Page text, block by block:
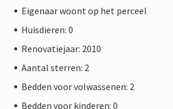
Eigenaar woont op het perceel
Huisdieren: 0
Renovatiejaar: 2010
Aantal sterren: 2
Bedden voor volwassenen: 2
Bedden voor kinderen: 0